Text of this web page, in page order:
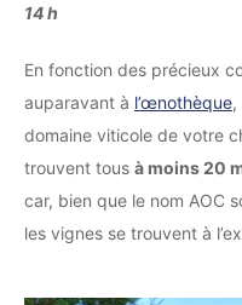
14 h
En fonction des précieux
auparavant à l’œnothèque,
domaine viticole de votre
trouvent tous à moins 20
car, bien que le nom AOC
les vignes se trouvent à